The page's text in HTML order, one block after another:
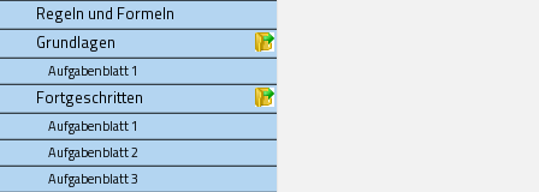
Regeln und Formeln
Grundlagen
Aufgabenblatt 1
Fortgeschritten
Aufgabenblatt 1
Aufgabenblatt 2
Aufgabenblatt 3